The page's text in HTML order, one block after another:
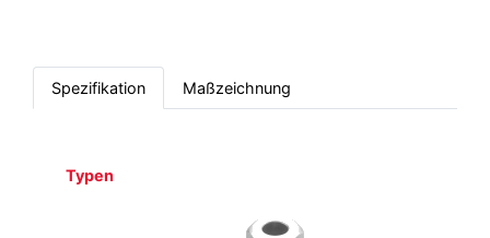
Spezifikation Maßzeichnung
Typen